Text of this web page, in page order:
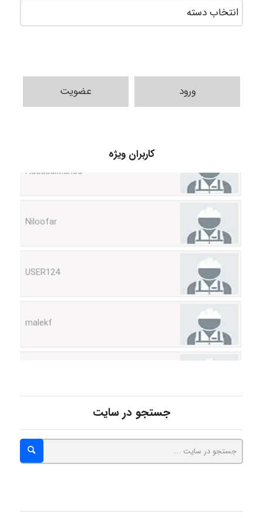
ورود عضویت
کاربران ویژه
abolfazlkoshehe
A.balandeh
جستجو در سایت